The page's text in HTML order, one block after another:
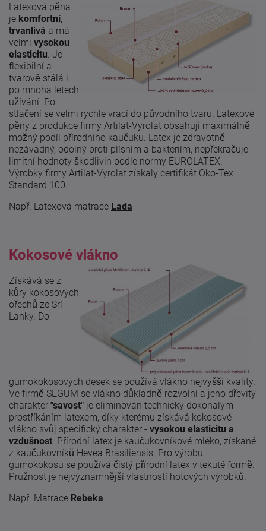
Latexová pěna
je komfortní,
trvanlivá a má
velmi vysokou
elasticitu . Je
flexibilní a
tvarově stálá i
po mnoha letech
užívání. Po
stlačení se velmi rychle vrací do původního tvaru. Latexové
pěny z produkce firmy Artilat-Vyrolat obsahují maximálně
možný podíl přírodního kaučuku. Latex je zdravotně
nezávadný, odolný proti plísním a bakteriím, nepřekračuje
limitní hodnoty škodlivin podle normy EUROLATEX.
Výrobky firmy Artilat-Vyrolat získaly certifikát Oko-Tex
Standard 100.
Např. Latexová matrace Lada
Kokosové vlákno
Získává se z
kůry kokosových
ořechů ze Srí
Lanky. Do
gumokokosových desek se používá vlákno nejvyšší kvality.
Ve firmě SEGUM se vlákno důkladně rozvolní a jeho dřevitý
charakter "savost" je eliminován technicky dokonalým
prostříkáním latexem, díky kterému získává kokosové
vlákno svůj specifický charakter - vysokou elasticitu a
vzdušnost . Přírodní latex je kaučukovníkové mléko, získané
z kaučukovníků Hevea Brasiliensis. Pro výrobu
gumokokosu se používá čistý přírodní latex v tekuté formě.
Pružnost je nejvýznamnější vlastností hotových výrobků.
Např. Matrace Rebeka